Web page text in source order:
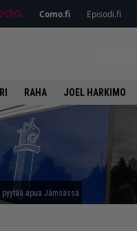
Como.fi Episodi.fi
RAHA JOEL HARKIMO
apua Jämsässä